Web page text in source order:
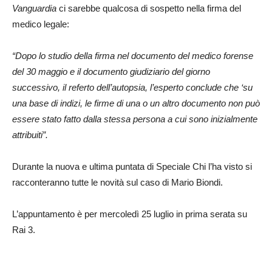
Vanguardia ci sarebbe qualcosa di sospetto nella firma del
medico legale:
“Dopo lo studio della firma nel documento del medico forense
del 30 maggio e il documento giudiziario del giorno
successivo, il referto dell’autopsia, l’esperto conclude che ‘su
una base di indizi, le firme di una o un altro documento non può
essere stato fatto dalla stessa persona a cui sono inizialmente
attribuiti”.
Durante la nuova e ultima puntata di Speciale Chi l’ha visto si
racconteranno tutte le novità sul caso di Mario Biondi.
L’appuntamento è per mercoledì 25 luglio in prima serata su
Rai 3.